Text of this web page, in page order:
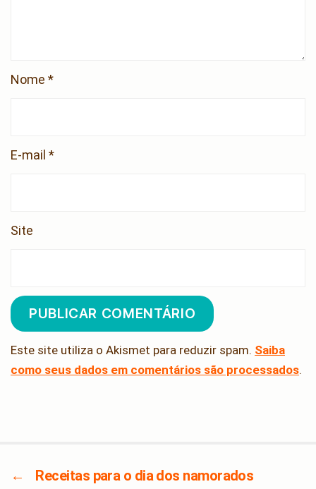
Nome *
E-mail *
Site
Este site utiliza o Akismet para reduzir spam. Saiba
como seus dados em comentários são processados.
←
Receitas para o dia dos namorados